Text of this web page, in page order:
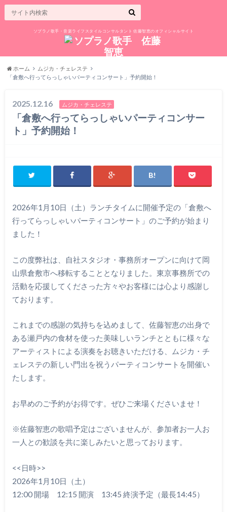
ソプラノ歌手・音楽ライフスタイルコンサルタント 佐藤智恵のオフィシャルサイト
ホーム
ムジカ・チェレステ
「倉敷へ行ってらっしゃいパーティコンサート」予約開始！
2025.12.16 ムジカ・チェレステ
「倉敷へ行ってらっしゃいパーティコンサー
ト」予約開始！
2026年1月10日（土）ランチタイムに開催予定の「倉敷へ
行ってらっしゃいパーティコンサート」のご予約が始まり
ました！
この度弊社は、自社スタジオ・事務所オープンに向けて岡
山県倉敷市へ移転することとなりました。東京事務所での
活動を応援してくださった方々やお客様には心より感謝し
ております。
これまでの感謝の気持ちを込めまして、佐藤智恵の出身で
ある瀬戸内の食材を使った美味しいランチとともに様々な
アーティストによる演奏をお聴きいただける、ムジカ・チ
ェレステの新しい門出を祝うパーティコンサートを開催い
たします。
お早めのご予約がお得です。ぜひご来場くださいませ！
※佐藤智恵の歌唱予定はございませんが、参加者お一人お
一人との歓談を共に楽しみたいと思っております。
<<日時>>
2026年1月10日（土）
12:00 開場 12:15 開演 13:45 終演予定（最長14:45）